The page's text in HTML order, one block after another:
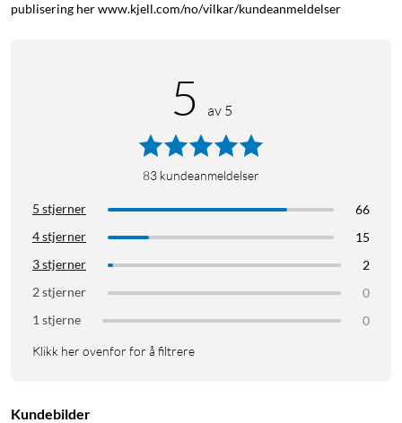
publisering her www.kjell.com/no/vilkar/kundeanmeldelser
5 av 5
83 kundeanmeldelser
5 stjerner
66
4 stjerner
15
3 stjerner
2
2 stjerner
0
1 stjerne
0
Klikk her ovenfor for å filtrere
Kundebilder